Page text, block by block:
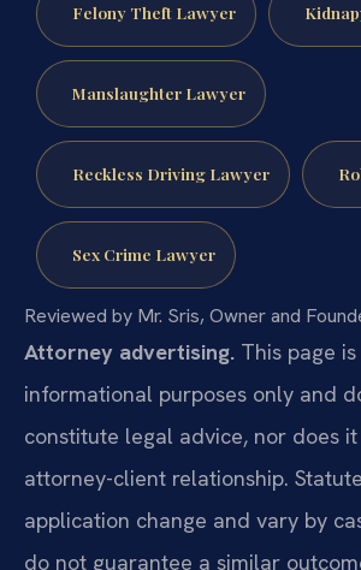
Felony Theft Lawyer
Manslaughter Lawyer
Reckless Driving Lawyer
Sex Crime Lawyer
Reviewed by Mr. Sris, Owner and
Attorney advertising. This page
informational purposes only and
constitute legal advice, nor does
attorney-client relationship.
application change and vary by
do not guarantee a similar